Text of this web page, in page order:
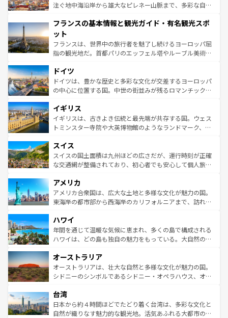
ピザやパスタなど、絶品のイタリア料理を堪能することも
ませてくれるイタリアで、忘れられない旅をしてみよう！
なお、新着のイタリア情報は
しい。
注ぐ地中海沿岸から雄大なピレネー山脈まで、多彩な自然
文化が根付くこの国では、情熱的なフラメンコ、熱気あふ
れる闘牛、そして美味しいタパスが生活の一部となってい
る。首都マドリードの洗練された雰囲気や、バルセロナの
アートに溢れた街角から、地方では古代ローマ遺跡や中世
せる。地方によって風土や気候が異なるスペインはその個
性で訪れる人を魅了する。 なお、新着のスペイン情報は コ
ンテンツ一覧を参照してほしい。
フランスの基本情報と観光ガイド・有名観光スポ
ット
フランスは、世界中の旅行者を魅了し続けるヨーロッパ屈
指の観光地だ。首都パリのエッフェル塔やルーブル美術館
で、幅広い魅力が詰まっている。華麗な宮殿、歴史的な大
聖堂、美しいビーチ、そして豊かな自然が、訪れる者を心
から魅了する。また、フランスは美食の国としても知ら
いる。シャンパンの発祥地であるランス、プロヴァンスの
香り高いラベンダー畑など、多彩な楽しみ方が可能だ。さ
らに、パリ以外の地域にも魅力が溢れており、どの街角に
れる地方に足を運ぶとそれぞれで全く異なる文化を体験で
きるだろう。 なお、新着のフランス情報はコンテンツ一覧
を参照してほしい。
ドイツ
ドイツは、豊かな歴史と多彩な文化が交差するヨーロッパ
の中心に位置する国。中世の街並みが残るロマンチック街
顔を持つこの国は、どこを歩いても飽きることがない。ベ
ルリンの文化的活気、バイエルン州のアルプスの絶景、そ
してライン川沿いのワイン畑といった風景は必見。ビール
は、お酒好きな人にはぜひ体験してほしい。 なお、新着の
ドイツ情報はコンテンツ一覧を参照してほしい。
イギリス
イギリスは、古きよき伝統と最先端が共存する国。ウェス
トミンスター寺院や大英博物館のようなランドマーク、歴
リアごとに異なる魅力がある。また、優雅なアフタヌーン
ティー、ビール好きにはたまらない英国パブ、サッカー観
戦など、本場だからこそできる体験も豊富。イギリスを旅
ンツ一覧を参照してほしい。
スイス
スイスの国土面積は九州ほどの広さだが、運行時刻が正確
な交通網が整備されており、初心者でも安心して個人旅行
の建物がそのまま残る町や、スイスならではのユニークな
博物館もあり、アルプス観光だけでなく町歩きも満喫する
ことができる。国民の所得が高いため物価も高いが、旅行
ば市内交通費無料で観光を楽しむこともできる。 なお、新
着のスイス情報はコンテンツ一覧 を参照してほしい。
アメリカ
アメリカ合衆国は、広大な土地と多様な文化が魅力の国。
東海岸の都市部から西海岸のカリフォルニアまで、訪れる
のような巨大都市は、観光、ショッピング、エンターテイ
ンメントが詰まった刺激的なスポットだ。一方、アメリカ
西部には大自然が広がり、グランドキャニオンやイエロー
部のニューオーリンズでは、音楽と美食が融合した独特の
文化が魅力。旅行者はアメリカの各地域で異なる魅力を楽
しみながら、その多様性と豊かな歴史を感じることができ
ならではの贅沢な旅のスタイルだ。 なお、新着のアメリカ
情報はコンテンツ一覧を参照してほしい。
ハワイ
年間を通じて温暖な気候に恵まれ、多くの島で構成される
ハワイは、どの島も独自の魅力をもっている。大自然の神
ワイ島は見逃せない。また、定番の観光地といえばオアフ
島だが、静かな自然を求めるならマウイ島やカウアイ島が
おすすめ。エメラルドグリーンに輝く海をはじめ、豊かな
れるおもてなしの心で訪れる人々を迎えてくれるハワイの
人々、おいしいローカルフードやハワイアンミュージッ
ク、伝統的なフラダンスなど、すべてがハワイの魅力を彩
オーストラリア
オーストラリアは、壮大な自然と多様な文化が魅力の国。
シドニーのシンボルであるシドニー・オペラハウス、オー
リアリーフや大陸中央部にそびえるウルル（エアーズロッ
ク）、タスマニアの美しい原生林やケアンズの熱帯雨林な
ど、見どころがたくさん。また、カフェやワイン、オージ
台湾
日本から約４時間ほどでたどり着く台湾は、多彩な文化と
自然が織りなす魅力的な観光地。活気あふれる大都市の台